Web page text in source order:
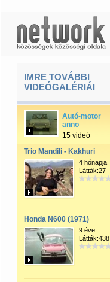
IMRE TOVÁBBI
VIDEÓGALÉRIÁI
Autó-motor
anno
15 videó
Trio Mandili - Kakhuri
4 hónapja
Látták:27
Honda N600 (1971)
9 éve
Látták:438